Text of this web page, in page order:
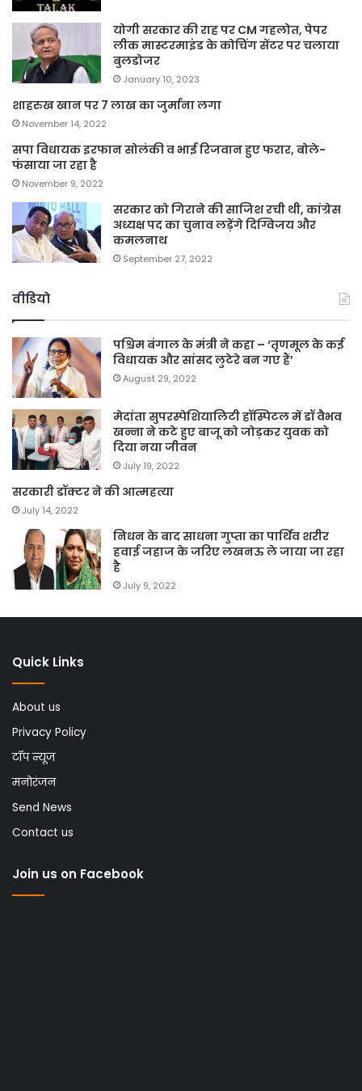
योगी सरकार की राह पर CM गहलोत, पेपर
लीक मास्टरमाइंड के कोचिंग सेंटर पर चलाया
बुलडोजर
January 10, 2023
शाहरुख खान पर 7 लाख का जुर्माना लगा
November 14, 2022
सपा विधायक इरफान सोलंकी व भाई रिजवान हुए फरार, बोले-
फंसाया जा रहा है
November 9, 2022
सरकार को गिराने की साजिश रची थी, कांग्रेस
अध्यक्ष पद का चुनाव लड़ेंगे दिग्विजय और
कमलनाथ
September 27, 2022
वीडियो
पश्चिम बंगाल के मंत्री ने कहा – ‘तृणमूल के कई
विधायक और सांसद लुटेरे बन गए हैं’
August 29, 2022
मेदांता सुपरस्पेशियालिटी हॉस्पिटल में डॉ वैभव
खन्ना ने कटे हुए बाजू को जोड़कर युवक को
दिया नया जीवन
July 19, 2022
सरकारी डॉक्टर ने की आत्महत्या
July 14, 2022
निधन के बाद साधना गुप्ता का पार्थिव शरीर
हवाई जहाज के जरिए लखनऊ ले जाया जा रहा
है
July 9, 2022
Quick Links
About us
Privacy Policy
टॉप न्यूज
मनोरंजन
Send News
Contact us
Join us on Facebook